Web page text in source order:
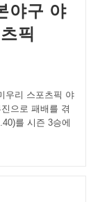
야구 야
픽
우리 스포츠픽 야
으로 패배를 겪
를 시즌 3승에